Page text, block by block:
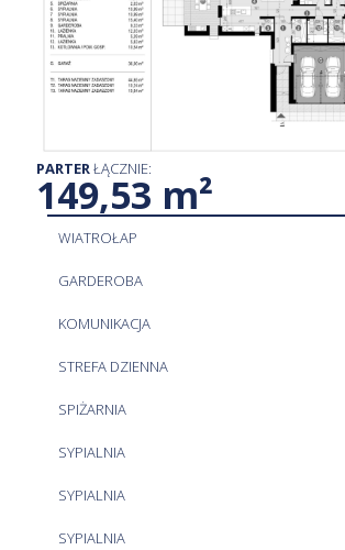
PARTERŁĄCZNIE:
149,53 m²
WIATROŁAP
GARDEROBA
KOMUNIKACJA
STREFA DZIENNA
SPIŻARNIA
SYPIALNIA
SYPIALNIA
SYPIALNIA